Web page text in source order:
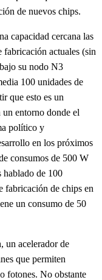
de nuevos chips.
capacidad cercana las
fabricación actuales (sin
su nodo N3
100 unidades de
que esto es un
un entorno donde el
político y
en los próximos
consumos de 500 W
hablado de 100
fabricación de chips en
un consumo de 50
un acelerador de
que permiten
fotones. No obstante